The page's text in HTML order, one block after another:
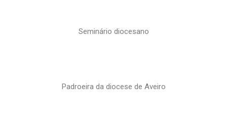
Seminário diocesano
Padroeira da diocese de Aveiro